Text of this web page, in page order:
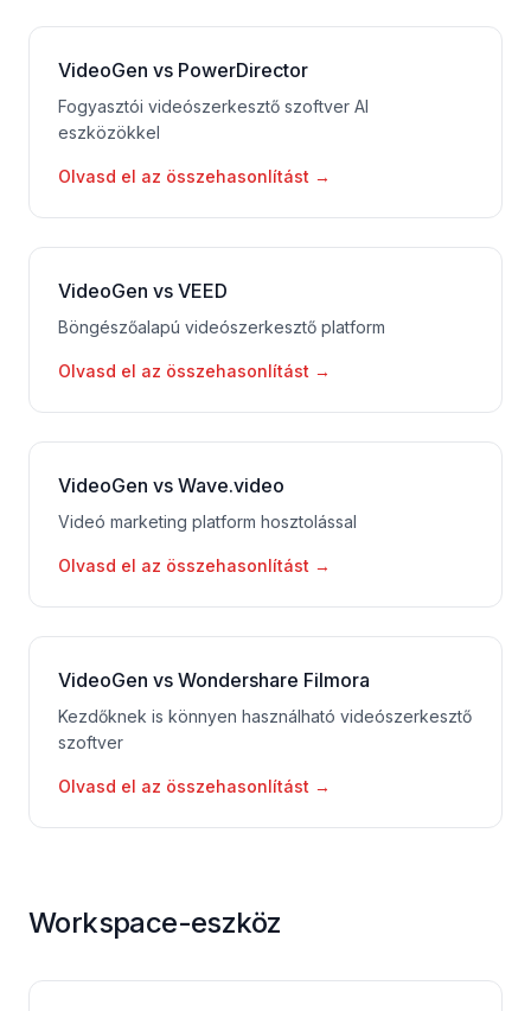
VideoGen vs PowerDirector
Fogyasztói videószerkesztő szoftver AI
eszközökkel
Olvasd el az összehasonlítást →
VideoGen vs VEED
Böngészőalapú videószerkesztő platform
Olvasd el az összehasonlítást →
VideoGen vs Wave.video
Videó marketing platform hosztolással
Olvasd el az összehasonlítást →
VideoGen vs Wondershare Filmora
Kezdőknek is könnyen használható videószerkesztő
szoftver
Olvasd el az összehasonlítást →
Workspace-eszköz